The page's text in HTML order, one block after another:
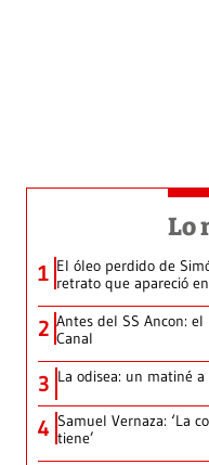
Lo
1 El óleo perdido de
retrato que apareció
2 Antes del SS Ancon:
Canal
3 La odisea: un matiné
4 Samuel Vernaza: ‘La
tiene’